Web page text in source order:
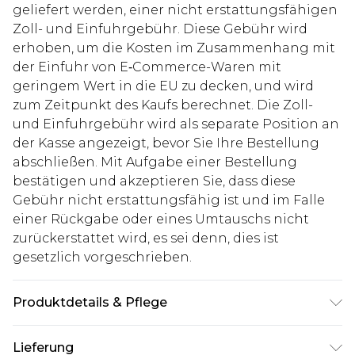
geliefert werden, einer nicht erstattungsfähigen
Zoll- und Einfuhrgebühr. Diese Gebühr wird
erhoben, um die Kosten im Zusammenhang mit
der Einfuhr von E‑Commerce-Waren mit
geringem Wert in die EU zu decken, und wird
zum Zeitpunkt des Kaufs berechnet. Die Zoll-
und Einfuhrgebühr wird als separate Position an
der Kasse angezeigt, bevor Sie Ihre Bestellung
abschließen. Mit Aufgabe einer Bestellung
bestätigen und akzeptieren Sie, dass diese
Gebühr nicht erstattungsfähig ist und im Falle
einer Rückgabe oder eines Umtauschs nicht
zurückerstattet wird, es sei denn, dies ist
gesetzlich vorgeschrieben.
Produktdetails & Pflege
Lieferung